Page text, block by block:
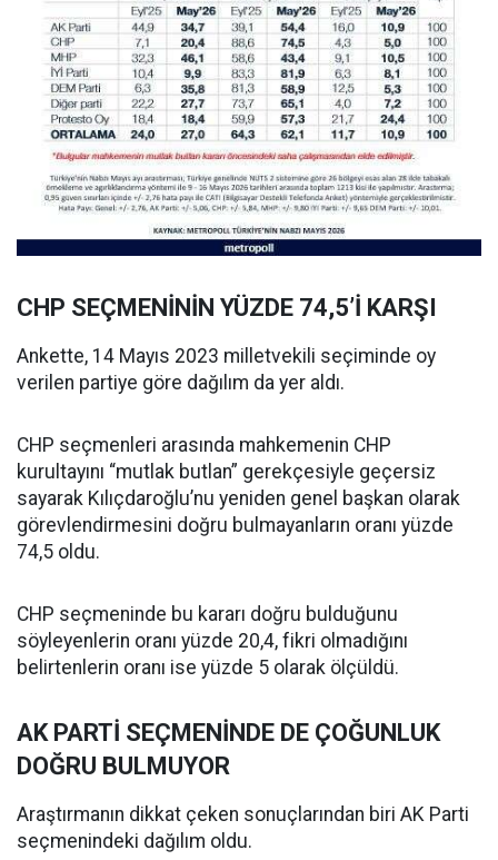
CHP SEÇMENİNİN YÜZDE 74,5’İ KARŞI
Ankette, 14 Mayıs 2023 milletvekili seçiminde oy
verilen partiye göre dağılım da yer aldı.
CHP seçmenleri arasında mahkemenin CHP
kurultayını “mutlak butlan” gerekçesiyle geçersiz
sayarak Kılıçdaroğlu’nu yeniden genel başkan olarak
görevlendirmesini doğru bulmayanların oranı yüzde
74,5 oldu.
CHP seçmeninde bu kararı doğru bulduğunu
söyleyenlerin oranı yüzde 20,4, fikri olmadığını
belirtenlerin oranı ise yüzde 5 olarak ölçüldü.
AK PARTİ SEÇMENİNDE DE ÇOĞUNLUK
DOĞRU BULMUYOR
Araştırmanın dikkat çeken sonuçlarından biri AK Parti
seçmenindeki dağılım oldu.